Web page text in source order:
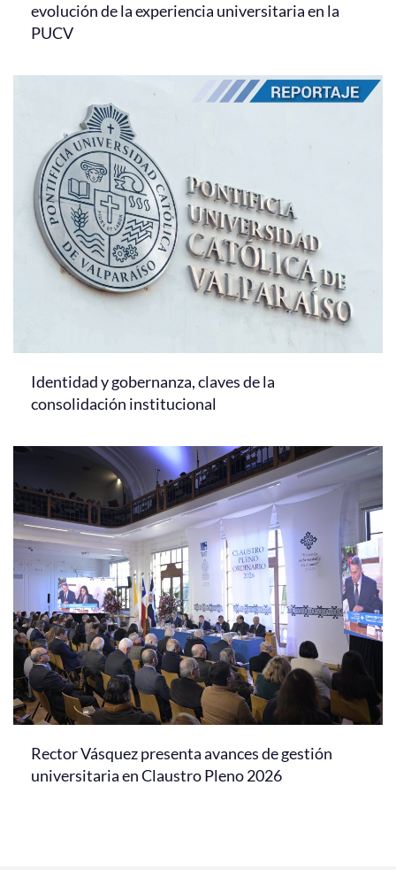
evolución de la experiencia universitaria en la
PUCV
Identidad y gobernanza, claves de la
consolidación institucional
Rector Vásquez presenta avances de gestión
universitaria en Claustro Pleno 2026